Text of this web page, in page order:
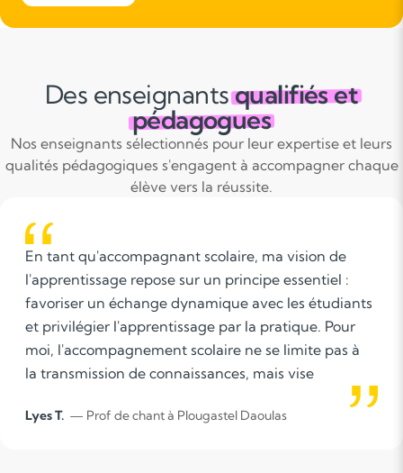
Des enseignantsqualifiés et
pédagogues
Nos enseignants sélectionnés pour leur expertise et leurs
qualités pédagogiques s'engagent à accompagner chaque
élève vers la réussite.
En tant qu'accompagnant scolaire, ma vision de
l'apprentissage repose sur un principe essentiel :
favoriser un échange dynamique avec les étudiants
et privilégier l'apprentissage par la pratique. Pour
moi, l'accompagnement scolaire ne se limite pas à
la transmission de connaissances, mais vise
également à développer vos compétences et votre
confiance en vous.
Lyes T. — Prof de chant à Plougastel Daoulas